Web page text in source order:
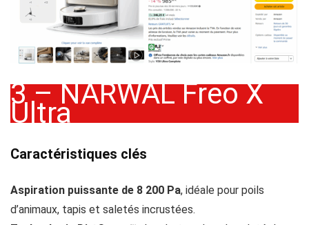
3 – NARWAL Freo X
Ultra
Caractéristiques clés
Aspiration puissante de 8 200 Pa, idéale pour poils
d’animaux, tapis et saletés incrustées.